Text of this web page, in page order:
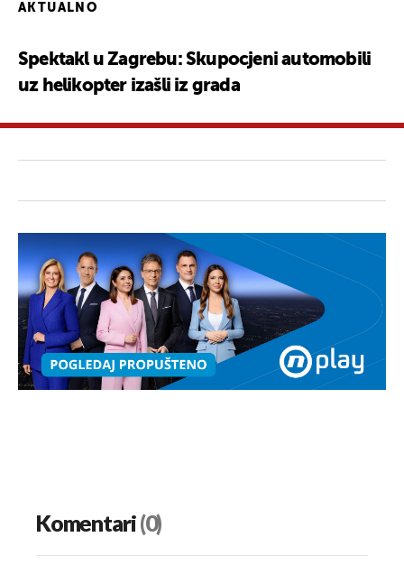
AKTUALNO
Spektakl u Zagrebu: Skupocjeni automobili
uz helikopter izašli iz grada
Komentari(0)